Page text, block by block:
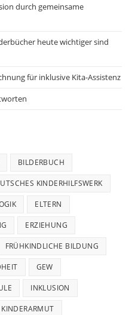
durch gemeinsame
heute wichtiger sind
für inklusive Kita-Assistenz
BILDERBUCH
KINDERHILFSWERK
ELTERN
ERZIEHUNG
FRÜHKINDLICHE BILDUNG
GEW
INKLUSION
KINDERARMUT